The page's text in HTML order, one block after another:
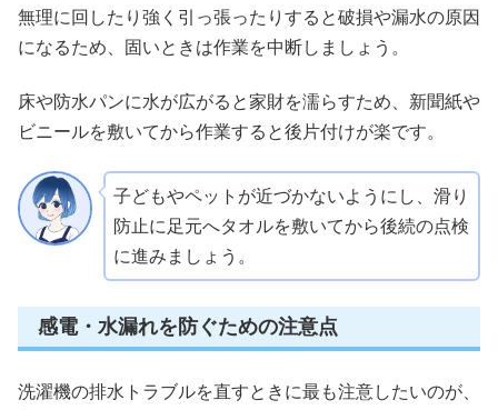
無理に回したり強く引っ張ったりすると破損や漏水の原因
になるため、固いときは作業を中断しましょう。
床や防水パンに水が広がると家財を濡らすため、新聞紙や
ビニールを敷いてから作業すると後片付けが楽です。
子どもやペットが近づかないようにし、滑り
防止に足元へタオルを敷いてから後続の点検
に進みましょう。
感電・水漏れを防ぐための注意点
洗濯機の排水トラブルを直すときに最も注意したいのが、